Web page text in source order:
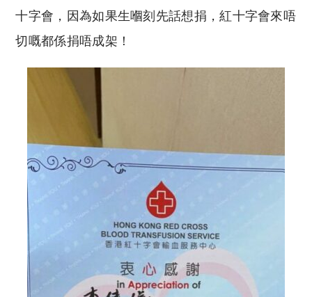
十字會，因為如果生嗰刻先話想捐，紅十字會來唔
切嘅都係捐唔成架！